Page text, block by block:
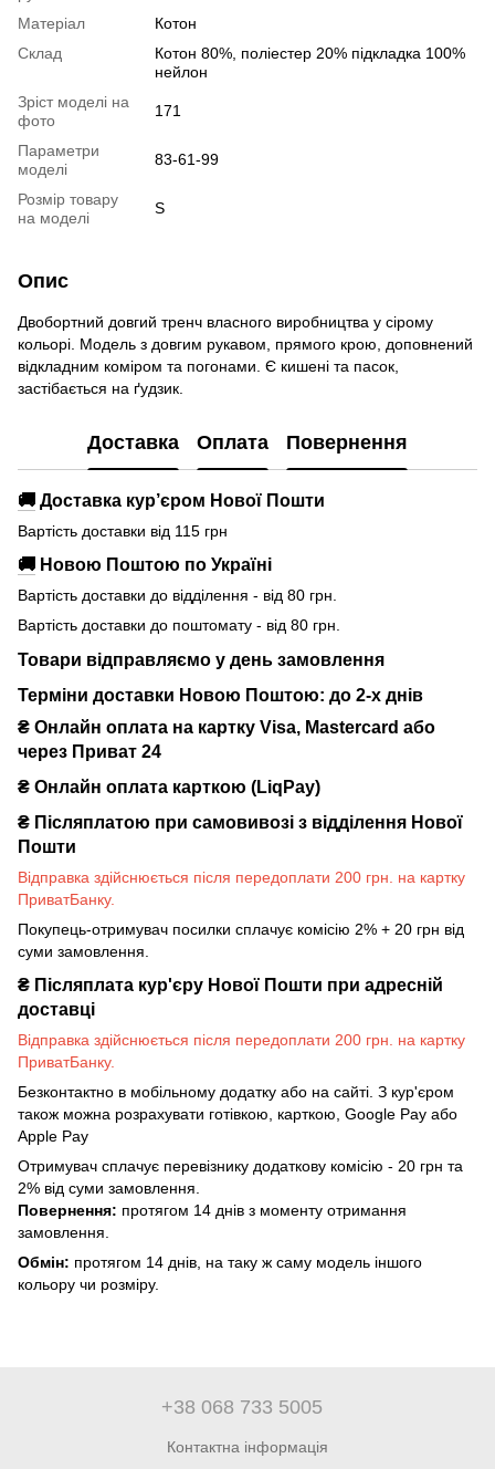
Матеріал
Котон
Склад
Котон 80%, поліестер 20% підкладка 100%
нейлон
Зріст моделі на
фото
171
Параметри
моделі
83-61-99
Розмір товару
на моделі
S
Опис
Двобортний довгий тренч власного виробництва у сірому
кольорі. Модель з довгим рукавом, прямого крою, доповнений
відкладним коміром та погонами. Є кишені та пасок,
застібається на ґудзик.
Доставка Оплата Повернення
🚚 Доставка кур’єром Нової Пошти
Вартість доставки від 115 грн
🚚 Новою Поштою по Україні
Вартість доставки до відділення - від 80 грн.
Вартість доставки до поштомату - від 80 грн.
Товари відправляємо у день замовлення
Терміни доставки Новою Поштою: до 2-х днів
₴ Онлайн оплата на картку Visa, Mastercard або
через Приват 24
₴ Онлайн оплата карткою (LiqPay)
₴ Післяплатою при самовивозі з відділення Нової
Пошти
Відправка здійснюється після передоплати 200 грн. на картку
ПриватБанку.
Покупець-отримувач посилки сплачує комісію 2% + 20 грн від
суми замовлення.
₴ Післяплата кур'єру Нової Пошти при адресній
доставці
Відправка здійснюється після передоплати 200 грн. на картку
ПриватБанку.
Безконтактно в мобільному додатку або на сайті. З кур'єром
також можна розрахувати готівкою, карткою, Google Pay або
Apple Pay
Отримувач сплачує перевізнику додаткову комісію - 20 грн та
2% від суми замовлення.
Повернення: протягом 14 днів з моменту отримання
замовлення.
Обмін: протягом 14 днів, на таку ж саму модель іншого
кольору чи розміру.
+38 068 733 5005
Контактна інформація